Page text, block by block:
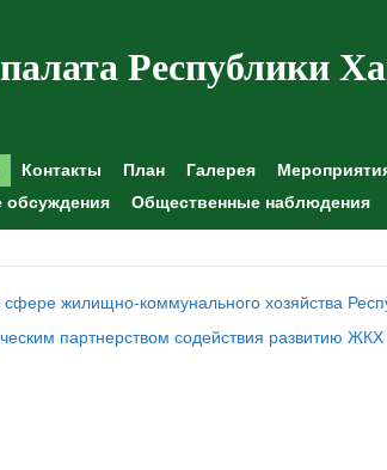
Республики
Контакты План Галерея
Общественные наблюдения
жилищно-коммунального хозяйства
партнерством содействия развитию ЖКХ